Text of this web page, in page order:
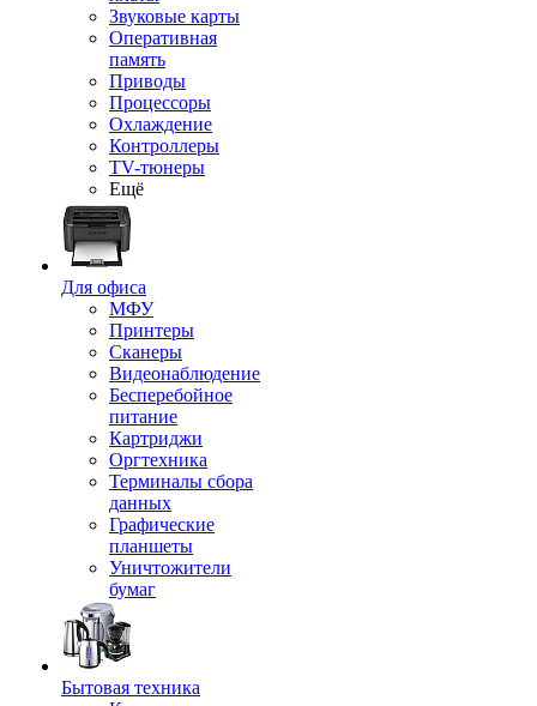
Звуковые карты
Оперативная
память
Приводы
Процессоры
Охлаждение
Контроллеры
TV-тюнеры
Ещё
Для офиса
МФУ
Принтеры
Сканеры
Видеонаблюдение
Бесперебойное
питание
Картриджи
Оргтехника
Терминалы сбора
данных
Графические
планшеты
Уничтожители
бумаг
Бытовая техника